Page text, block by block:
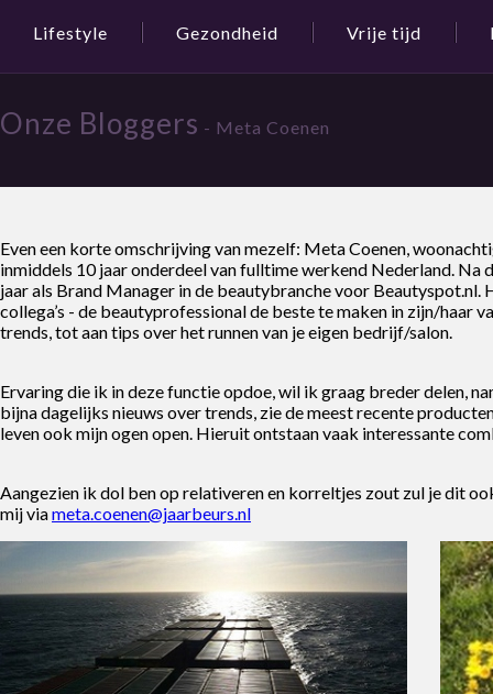
Lifestyle Gezondheid Vrije tijd
Onze Bloggers - Meta Coenen
Even een korte omschrijving van mezelf: Meta Coenen,
inmiddels 10 jaar onderdeel van fulltime werkend Nederland.
jaar als Brand Manager in de beautybranche voor
collega’s - de beautyprofessional de beste te maken in zijn/haar
trends, tot aan tips over het runnen van je eigen bedrijf/salon.
Ervaring die ik in deze functie opdoe, wil ik graag breder delen,
bijna dagelijks nieuws over trends, zie de meest recente
leven ook mijn ogen open. Hieruit ontstaan vaak interessante
Aangezien ik dol ben op relativeren en korreltjes zout zul je dit
mij viameta.coenen@jaarbeurs.nl